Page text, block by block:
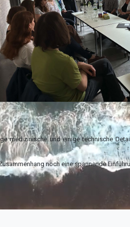
medizinische und einige technische
noch eine spannende